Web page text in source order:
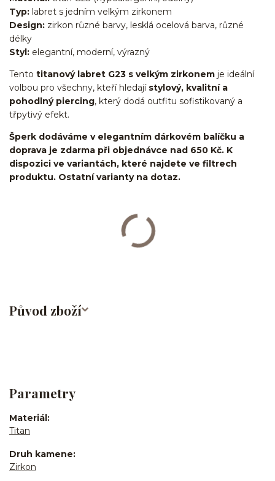
Typ: labret s jedním velkým zirkonem
Design: zirkon různé barvy, lesklá ocelová barva, různé
délky
Styl: elegantní, moderní, výrazný
Tento titanový labret G23 s velkým zirkonem je ideální
volbou pro všechny, kteří hledají stylový, kvalitní a
pohodlný piercing, který dodá outfitu sofistikovaný a
třpytivý efekt.
Šperk dodáváme v elegantním dárkovém balíčku a
doprava je zdarma při objednávce nad 650 Kč. K
dispozici ve variantách, které najdete ve filtrech
produktu. Ostatní varianty na dotaz.
lalůček/helix/tragus/conch/forward helix/flat/do nosu/nostril/do
rtů/lower labret/madonna/angel bites/snake bites/spider of viper
Původ zboží
Parametry
Materiál
Titan
Druh kamene
Zirkon